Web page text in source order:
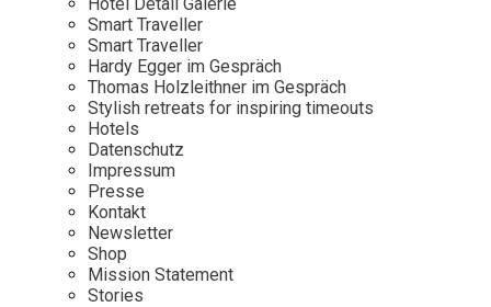
Smart Traveller
Smart Traveller
Hardy Egger im Gespräch
Thomas Holzleithner im Gespräch
Stylish retreats for inspiring timeouts
Hotels
Datenschutz
Impressum
Presse
Kontakt
Newsletter
Shop
Mission Statement
Stories